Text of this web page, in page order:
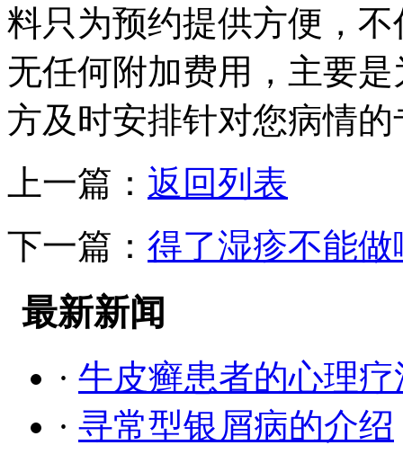
料只为预约提供方便，
无任何附加费用，主要
方及时安排针对您病情
上一篇： 返回列表
下一篇： 得了湿疹不能
最新新闻
· 牛皮癣患者的心理
· 寻常型银屑病的介绍